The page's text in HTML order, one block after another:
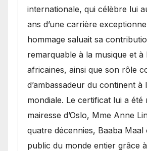
internationale, qui célèbre lui
ans d’une carrière
hommage saluait sa
remarquable à la musique et à
africaines, ainsi que son rôle
d’ambassadeur du continent à
mondiale. Le certificat lui a été
mairesse d’Oslo, Mme Anne
quatre décennies, Baaba Maal
public du monde entier grâce